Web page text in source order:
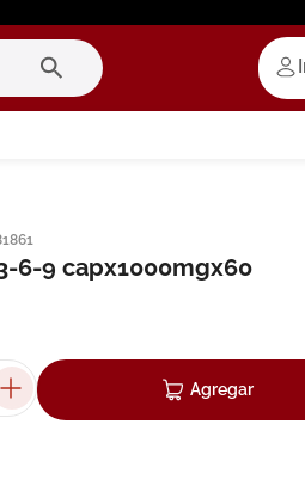
6-9 capx1000mgx60
Agregar